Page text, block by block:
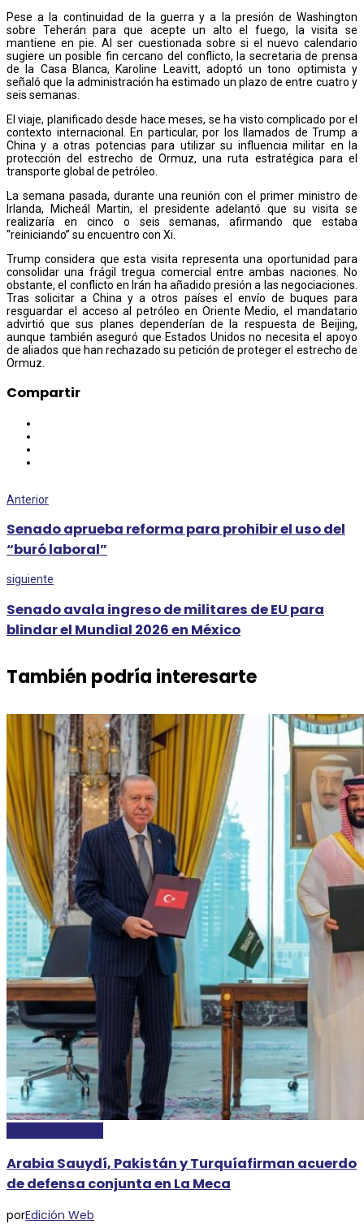
Pese a la continuidad de la guerra y a la presión de Washington
sobre Teherán para que acepte un alto el fuego, la visita se
mantiene en pie. Al ser cuestionada sobre si el nuevo calendario
sugiere un posible fin cercano del conflicto, la secretaria de prensa
de la Casa Blanca, Karoline Leavitt, adoptó un tono optimista y
señaló que la administración ha estimado un plazo de entre cuatro y
seis semanas.
El viaje, planificado desde hace meses, se ha visto complicado por el
contexto internacional. En particular, por los llamados de Trump a
China y a otras potencias para utilizar su influencia militar en la
protección del estrecho de Ormuz, una ruta estratégica para el
transporte global de petróleo.
La semana pasada, durante una reunión con el primer ministro de
Irlanda, Micheál Martin, el presidente adelantó que su visita se
realizaría en cinco o seis semanas, afirmando que estaba
“reiniciando” su encuentro con Xi.
Trump considera que esta visita representa una oportunidad para
consolidar una frágil tregua comercial entre ambas naciones. No
obstante, el conflicto en Irán ha añadido presión a las negociaciones.
Tras solicitar a China y a otros países el envío de buques para
resguardar el acceso al petróleo en Oriente Medio, el mandatario
advirtió que sus planes dependerían de la respuesta de Beijing,
aunque también aseguró que Estados Unidos no necesita el apoyo
de aliados que han rechazado su petición de proteger el estrecho de
Ormuz.
Compartir
Anterior
Senado aprueba reforma para prohibir el uso del
“buró laboral”
siguiente
Senado avala ingreso de militares de EU para
blindar el Mundial 2026 en México
También podría interesarte
Arabia Sauydí, Pakistán y Turquíafirman acuerdo
de defensa conjunta en La Meca
porEdición Web